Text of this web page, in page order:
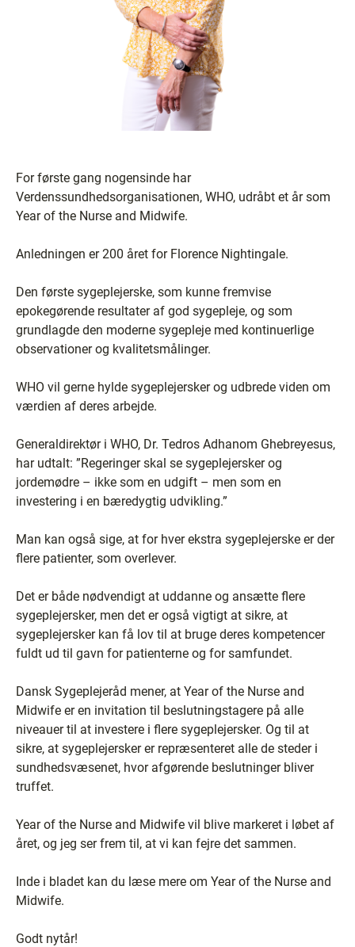
For første gang nogensinde har
Verdenssundhedsorganisationen, WHO, udråbt et år som
Year of the Nurse and Midwife.
Anledningen er 200 året for Florence Nightingale.
Den første sygeplejerske, som kunne fremvise
epokegørende resultater af god sygepleje, og som
grundlagde den moderne sygepleje med kontinuerlige
observationer og kvalitetsmålinger.
WHO vil gerne hylde sygeplejersker og udbrede viden om
værdien af deres arbejde.
Generaldirektør i WHO, Dr. Tedros Adhanom Ghebreyesus,
har udtalt: ”Regeringer skal se sygeplejersker og
jordemødre – ikke som en udgift – men som en
investering i en bæredygtig udvikling.”
Man kan også sige, at for hver ekstra sygeplejerske er der
flere patienter, som overlever.
Det er både nødvendigt at uddanne og ansætte flere
sygeplejersker, men det er også vigtigt at sikre, at
sygeplejersker kan få lov til at bruge deres kompetencer
fuldt ud til gavn for patienterne og for samfundet.
Dansk Sygeplejeråd mener, at Year of the Nurse and
Midwife er en invitation til beslutningstagere på alle
niveauer til at investere i flere sygeplejersker. Og til at
sikre, at sygeplejersker er repræsenteret alle de steder i
sundhedsvæsenet, hvor afgørende beslutninger bliver
truffet.
Year of the Nurse and Midwife vil blive markeret i løbet af
året, og jeg ser frem til, at vi kan fejre det sammen.
Inde i bladet kan du læse mere om Year of the Nurse and
Midwife.
Godt nytår!